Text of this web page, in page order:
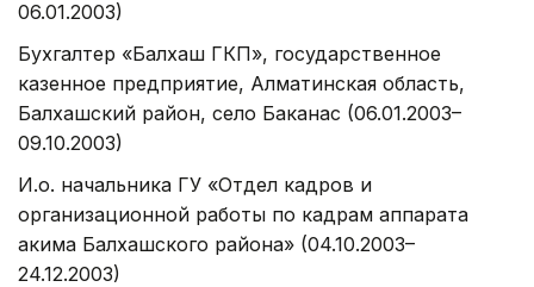
06.01.2003)
Бухгалтер «Балхаш ГКП», государственное
казенное предприятие, Алматинская область,
Балхашский район, село Баканас (06.01.2003–
09.10.2003)
И.о. начальника ГУ «Отдел кадров и
организационной работы по кадрам аппарата
акима Балхашского района» (04.10.2003–
24.12.2003)